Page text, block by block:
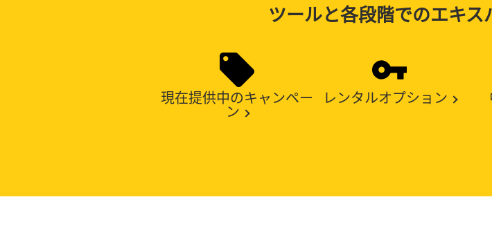
ツールと各段階でのエキ
現在提供中のキャンペー
ン
レンタルオプション